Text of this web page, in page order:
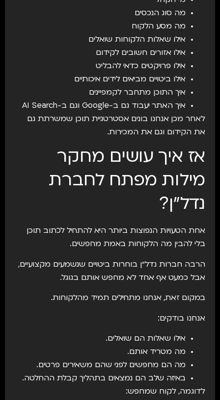
מה סוג הנכסים
מה מסע הלקוח
אילו שאלות הלקוחות שואלים
אילו אזורים חשובים לקידום
אילו פרויקטים כדאי להבליט
אילו ביטויים מביאים לידים איכותיים
איך התוכן מתחבר לקמפיינים
איך האתר יעבוד גם ב-Google וגם ב-AI Search
לאחר מכן אנחנו בונים אסטרטגיית תוכן שמשרתת גם
את הקידום וגם את המכירות.
אז איך עושים מחקר
מילות מפתח לחברת
נדל״ן?
אחת הטעויות הנפוצות ביותר היא להתחיל לכתוב תוכן
בלי להבין מה הלקוחות באמת מחפשים.
הרבה חברות נדל״ן בוחרות ביטויים שנשמעים מקצועיים,
אבל כמעט אף אחד לא מחפש אותם בגוגל.
במקום זאת, אנחנו מתחילים תמיד מהלקוחות.
אנחנו בודקים:
אילו שאלות הם שואלים.
מה מטריד אותם.
מה הם מחפשים לפני שהם משאירים פרטים.
באיזה שלב הם נמצאים בתהליך קבלת ההחלטה.
לדוגמה, לקוח שמחפש: